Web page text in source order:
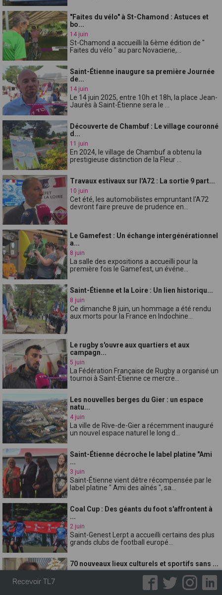
"Faites du vélo" à St-Chamond : Astuces et
bo...
14 juin
St-Chamond a accueilli la 6ème édition de "
Faites du vélo " au parc Novacierie,...
Saint-Étienne inaugure sa première Journée
de...
14 juin
Le 14 juin 2025, entre 10h et 18h, la place Jean-
Jaurès à Saint-Étienne sera le ...
Découverte de Chambuf : Le village couronné
d...
11 juin
En 2024, le village de Chambuf a obtenu la
prestigieuse distinction de la Fleur ...
Travaux estivaux sur l'A72 : La sortie 9 part...
10 juin
Cet été, les automobilistes empruntant l'A72
devront faire preuve de prudence en...
Le Gamefest : Un échange intergénérationnel
a...
8 juin
La salle des expositions a accueilli pour la
première fois le Gamefest, un événe...
Saint-Étienne et la Loire : Un lien historiqu...
8 juin
Ce dimanche 8 juin, un hommage a été rendu
aux morts pour la France en Indochine...
Le rugby s'ouvre aux quartiers et aux
campagn...
5 juin
La Fédération Française de Rugby a organisé un
tournoi à Saint-Étienne ce mercre...
Les nouvelles berges du Gier : un espace
natu...
4 juin
La ville de Rive-de-Gier a récemment inauguré
un nouvel espace naturel le long d...
Saint-Étienne décroche le label platine "Ami
...
3 juin
Saint-Étienne vient dêtre récompensée par le
label platine " Ami des aînés ", sa...
Coal Cup : Des géants du foot s'affrontent à
...
2 juin
Saint-Genest Lerpt a accueilli certains des plus
grands clubs de football europé...
70 nouveaux lieux culturels et sportifs sans ...
Saint-Étienne a franchi une nouvelle étape
dans sa lutte contre le tabagisme. À ...
Recevoir TL7